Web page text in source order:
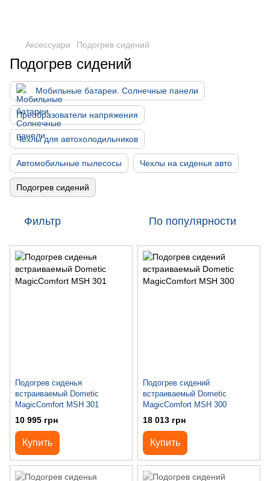
Аксессуари Подогрев сидений
Подогрев сидений
Мобильные батареи. Солнечные панели
Преобразователи напряжения
Чехлы для автохолодильников
Автомобильные пылесосы Чехлы на сиденья авто
Подогрев сидений
Фильтр По популярности
Подогрев сиденья
встраиваемый Dometic
MagicComfort MSH 301
10 995 грн
Купить
Подогрев сидений
встраиваемый Dometic
MagicComfort MSH 300
18 013 грн
Купить